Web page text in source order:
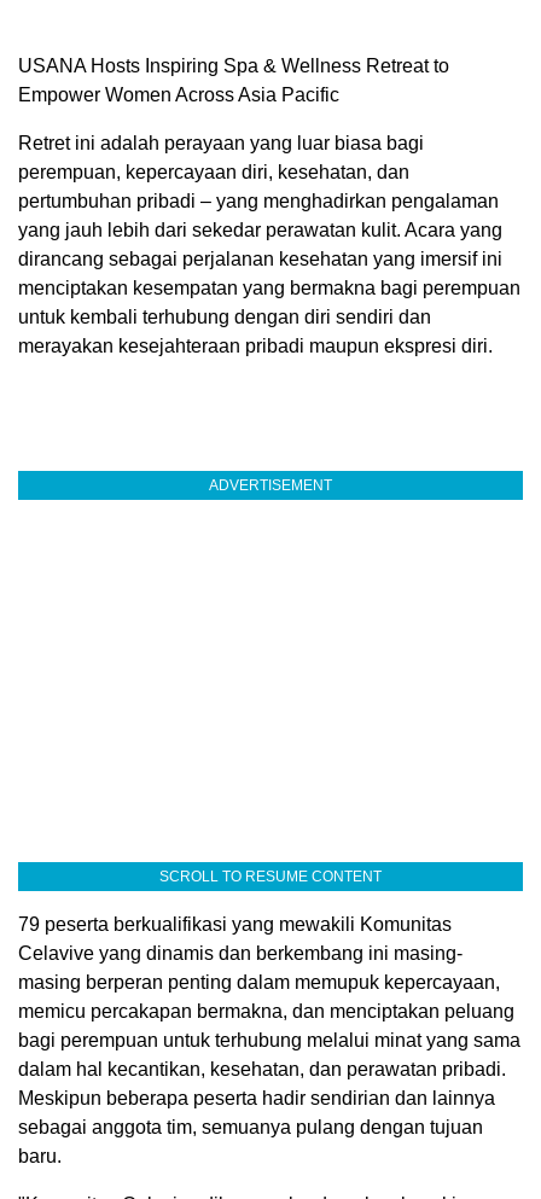
USANA Hosts Inspiring Spa & Wellness Retreat to
Empower Women Across Asia Pacific
Retret ini adalah perayaan yang luar biasa bagi
perempuan, kepercayaan diri, kesehatan, dan
pertumbuhan pribadi – yang menghadirkan pengalaman
yang jauh lebih dari sekedar perawatan kulit. Acara yang
dirancang sebagai perjalanan kesehatan yang imersif ini
menciptakan kesempatan yang bermakna bagi perempuan
untuk kembali terhubung dengan diri sendiri dan
merayakan kesejahteraan pribadi maupun ekspresi diri.
ADVERTISEMENT
SCROLL TO RESUME CONTENT
79 peserta berkualifikasi yang mewakili Komunitas
Celavive yang dinamis dan berkembang ini masing-
masing berperan penting dalam memupuk kepercayaan,
memicu percakapan bermakna, dan menciptakan peluang
bagi perempuan untuk terhubung melalui minat yang sama
dalam hal kecantikan, kesehatan, dan perawatan pribadi.
Meskipun beberapa peserta hadir sendirian dan lainnya
sebagai anggota tim, semuanya pulang dengan tujuan
baru.